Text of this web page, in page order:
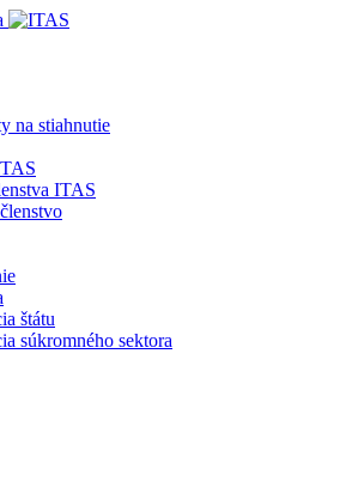
na stiahnutie
ITAS
štátu
súkromného sektora